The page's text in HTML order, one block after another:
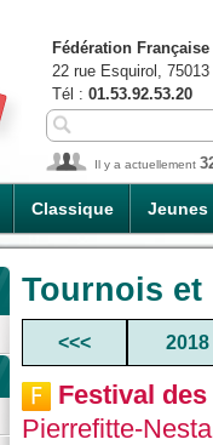
Classique Jeunes
Fédération
22 rue Esquirol,
Tél : 01.53.92.53.20
Il y a actuellement
Tournois
<<< 2018
Festival
Pierrefitte-